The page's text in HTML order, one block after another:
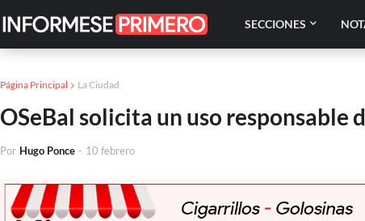
SECCIONES
Página Principal La Ciudad
OSeBal solicita un uso responsable
Por Hugo Ponce - 10 febrero